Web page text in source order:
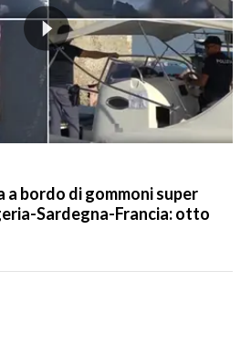
a bordo di gommoni super
Sardegna-Francia: otto